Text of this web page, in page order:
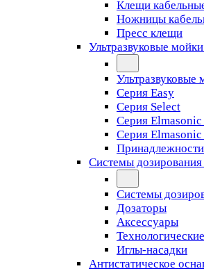
Клещи
Ножницы
Пресс клещи
Ультразвуковые
Серия Easy
Серия Select
Серия Elmasonic
Серия Elmasonic
Системы дозирования
Системы
Дозаторы
Аксессуары
Иглы-насадки
Антистатическое